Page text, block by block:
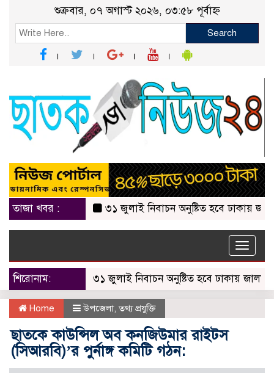
শুক্রবার, ০৭ অগাস্ট ২০২৬, ০৩:৫৮ পূর্বাহ্ন
Search
তাজা খবর : ৩১ জুলাই নিবাচন অনু‌ষ্টিত হ‌বে ঢাকায়
Toggle
শিরোনাম:
৩১ জুলাই নিবাচন অনু‌ষ্টিত হ‌বে ঢাকায় জালালাবাদ
Home উপজেলা,তথ্য প্রযুক্তি
ছাতকে কাউন্সিল অব কনজিউমার রাইটস
(সিআরবি)’র পুর্নাঙ্গ কমিটি গঠন: